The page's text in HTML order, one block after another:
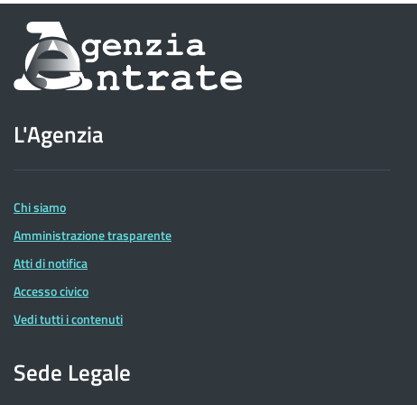
Informazioni
sul
dell'Agenzia
delle
Entrate
L'Agenzia
Chi siamo
Amministrazione trasparente
Atti di notifica
Accesso civico
Vedi tutti i contenuti
Sede Legale